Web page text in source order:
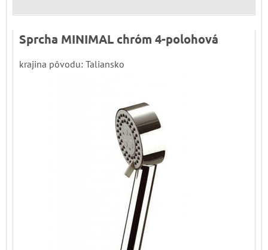
Sprcha MINIMAL chróm 4-polohová
krajina pôvodu: Taliansko